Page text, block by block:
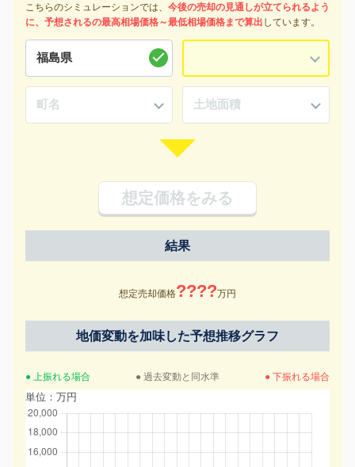
こちらのシミュレーションでは、 今後の売却の見通しが立てられるよう
に、予想されるの最高相場価格～最低相場価格まで算出 しています。
想定価格をみる
結果
想定売却価格????万円
地価変動を加味した予想推移グラフ
● 上振れる場合 ● 過去変動と同水準 ● 下振れる場合
単位：万円